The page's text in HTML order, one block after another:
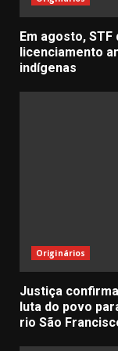
Em agosto,
licenciamento
indígenas
Originários
Justiça
luta do povo
rio São